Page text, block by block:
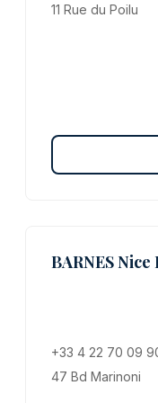
11 Rue du Poilu
BARNES
+33 4 22 70 09
47 Bd Marinoni